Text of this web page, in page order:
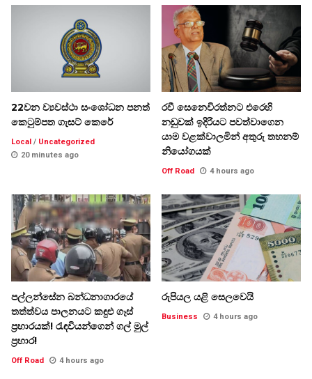
22වන ව්‍යවස්ථා සංශෝධන පනත්
කෙටුම්පත ගැසට් කෙරේ
Local / Uncategorized
20 minutes ago
රවී සෙනෙවිරත්නට එරෙහි
නඩුවක් ඉදිරියට පවත්වාගෙන
යාම වළක්වාලමින් අතුරු තහනම්
නියෝගයක්
Off Road 4 hours ago
පල්ලන්සේන බන්ධනාගාරයේ
තත්ත්වය පාලනයට කඳුළු ගෑස්
ප්‍රහාරයක්! රැඳවියන්ගෙන් ගල් මුල්
ප්‍රහාර!
Off Road 4 hours ago
රුපියල යළි සෙලවෙයි
Business 4 hours ago